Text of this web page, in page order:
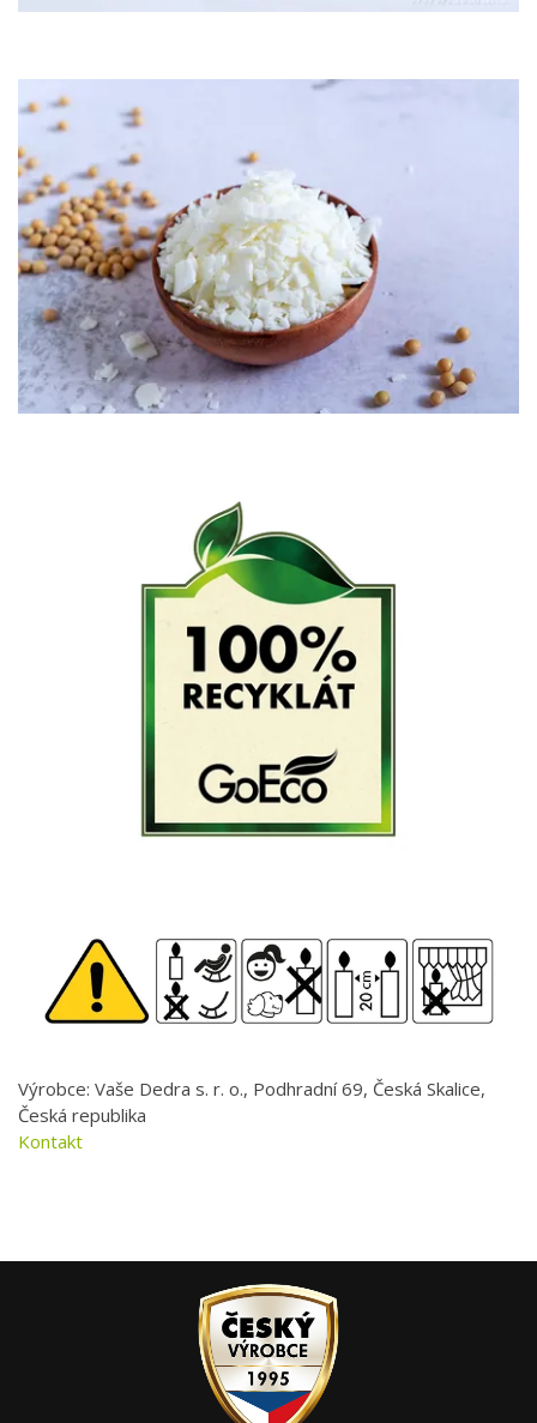
Výrobce: Vaše Dedra s. r. o., Podhradní 69, Česká Skalice,
Česká republika
Kontakt